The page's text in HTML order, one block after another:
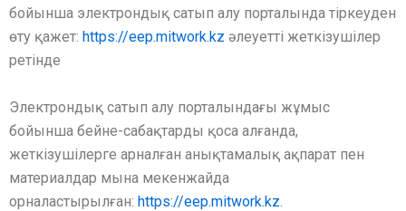
бойынша электрондық сатып алу порталында тіркеуден
өту қажет: https://eep.mitwork.kz әлеуетті жеткізушілер
ретінде
Электрондық сатып алу порталындағы жұмыс
бойынша бейне-сабақтарды қоса алғанда,
жеткізушілерге арналған анықтамалық ақпарат пен
материалдар мына мекенжайда
орналастырылған: https://eep.mitwork.kz.